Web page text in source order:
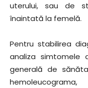
uterului, sau de
înaintată la femelă.
Pentru stabilirea
analiza simtomele
generală de